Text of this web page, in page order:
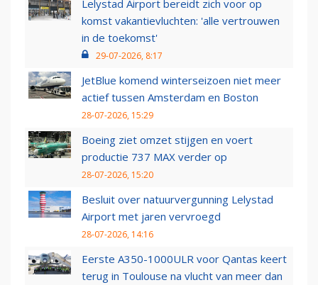
Lelystad Airport bereidt zich voor op
komst vakantievluchten: 'alle vertrouwen
in de toekomst'
29-07-2026, 8:17
JetBlue komend winterseizoen niet meer
actief tussen Amsterdam en Boston
28-07-2026, 15:29
Boeing ziet omzet stijgen en voert
productie 737 MAX verder op
28-07-2026, 15:20
Besluit over natuurvergunning Lelystad
Airport met jaren vervroegd
28-07-2026, 14:16
Eerste A350-1000ULR voor Qantas keert
terug in Toulouse na vlucht van meer dan